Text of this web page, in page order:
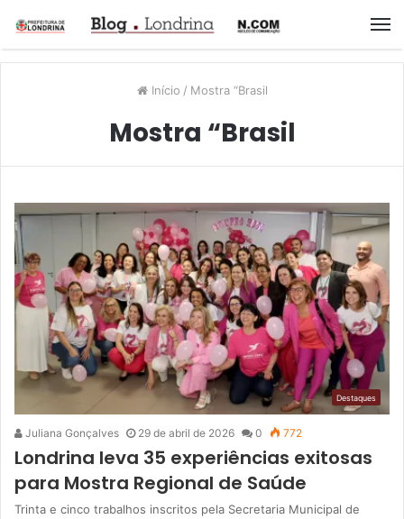
Início / Mostra “Brasil
Mostra “Brasil
Destaques
Juliana Gonçalves 29 de abril de 2026 0 772
Londrina leva 35 experiências exitosas
para Mostra Regional de Saúde
Trinta e cinco trabalhos inscritos pela Secretaria Municipal de